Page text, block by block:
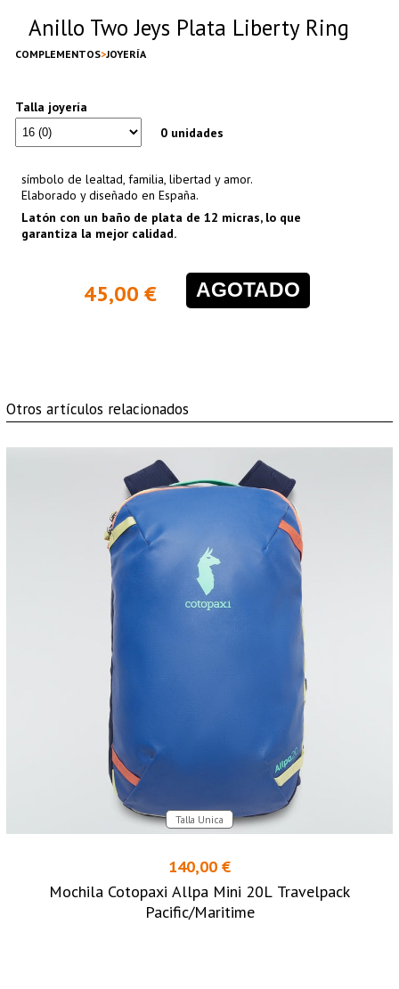
Anillo Two Jeys Plata Liberty Ring
COMPLEMENTOS JOYERÍA
Talla joyería
0 unidades
símbolo de lealtad, familia, libertad y amor.
Elaborado y diseñado en España.
Latón con un baño de plata de 12 micras, lo que
garantiza la mejor calidad.
45,00 € AGOTADO
Otros artículos relacionados
Talla Unica
140,00 €
Mochila Cotopaxi Allpa Mini 20L Travelpack
Pacific/Maritime